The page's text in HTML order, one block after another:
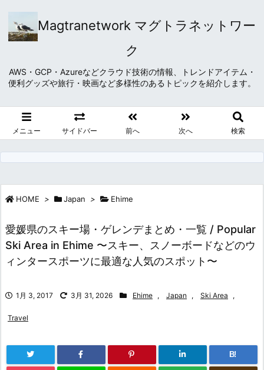
Magtranetwork マグトラネットワー
ク
AWS・GCP・Azureなどクラウド技術の情報、トレンドアイテム・
便利グッズや旅行・映画など多様性のあるトピックを紹介します。
メニュー サイドバー 前へ 次へ 検索
HOME > Japan > Ehime
愛媛県のスキー場・ゲレンデまとめ・一覧 / Popular
Ski Area in Ehime 〜スキー、スノーボードなどのウ
ィンタースポーツに最適な人気のスポット〜
1月 3, 2017 3月 31, 2026 Ehime , Japan , Ski Area ,
Travel
B!